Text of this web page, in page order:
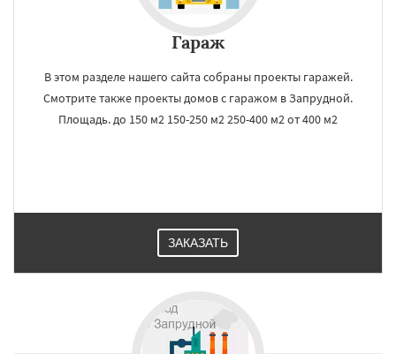
Гараж
В этом разделе нашего сайта собраны проекты гаражей.
Смотрите также проекты домов с гаражом в Запрудной.
Площадь. до 150 м2 150-250 м2 250-400 м2 от 400 м2
ЗАКАЗАТЬ